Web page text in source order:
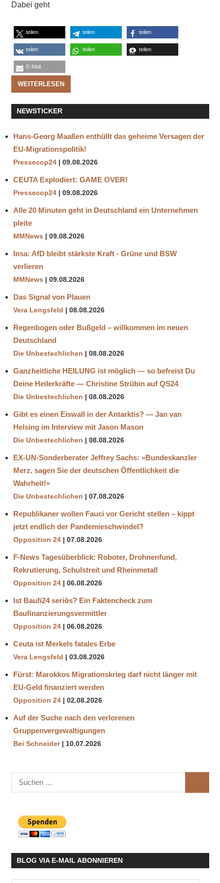
Dabei geht
teilen teilen teilen
teilen teilen teilen
E-Mail
WEITERLESEN
NEWSTICKER
Hans-Georg Maaßen enthüllt das geheime Versagen der
EU-Migrationspolitik!
Pressecop24 09.08.2026
CEUTA Explodiert: GAME OVER!
Pressecop24 09.08.2026
Alle 20 Minuten geht in Deutschland ein Unternehmen
pleite
MMNews 09.08.2026
Insa: AfD bleibt stärkste Kraft - Grüne und BSW
verlieren
MMNews 09.08.2026
Das Signal von Plauen
Vera Lengsfeld 08.08.2026
Regenbogen oder Bußgeld – willkommen im neuen
Deutschland
Die Unbestechlichen 08.08.2026
Ganzheitliche HEILUNG ist möglich — so befreist Du
Deine Heilerkräfte — Christine Strübin auf QS24
Die Unbestechlichen 08.08.2026
Gibt es einen Eiswall in der Antarktis? — Jan van
Helsing im Interview mit Jason Mason
Die Unbestechlichen 08.08.2026
EX-UN-Sonderberater Jeffrey Sachs: »Bundeskanzler
Merz, sagen Sie der deutschen Öffentlichkeit die
Wahrheit!«
Die Unbestechlichen 07.08.2026
Republikaner wollen Fauci vor Gericht stellen – kippt
jetzt endlich der Pandemieschwindel?
Opposition 24 07.08.2026
F-News Tagesüberblick: Roboter, Drohnenfund,
Rekrutierung, Schulstreit und Rheinmetall
Opposition 24 06.08.2026
Ist Baufi24 seriös? Ein Faktencheck zum
Baufinanzierungsvermittler
Opposition 24 06.08.2026
Ceuta ist Merkels fatales Erbe
Vera Lengsfeld 03.08.2026
Fürst: Marokkos Migrationskrieg darf nicht länger mit
EU-Geld finanziert werden
Opposition 24 02.08.2026
Auf der Suche nach den verlorenen
Gruppenvergewaltigungen
Bei Schneider 10.07.2026
Suchen
nach:
BLOG VIA E-MAIL ABONNIEREN